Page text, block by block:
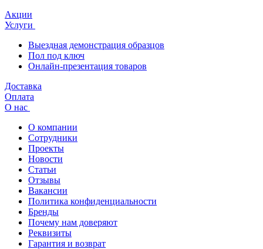
Акции
Услуги
Выездная демонстрация образцов
Пол под ключ
Онлайн-презентация товаров
Доставка
Оплата
О нас
О компании
Сотрудники
Проекты
Новости
Статьи
Отзывы
Вакансии
Политика конфиденциальности
Бренды
Почему нам доверяют
Реквизиты
Гарантия и возврат